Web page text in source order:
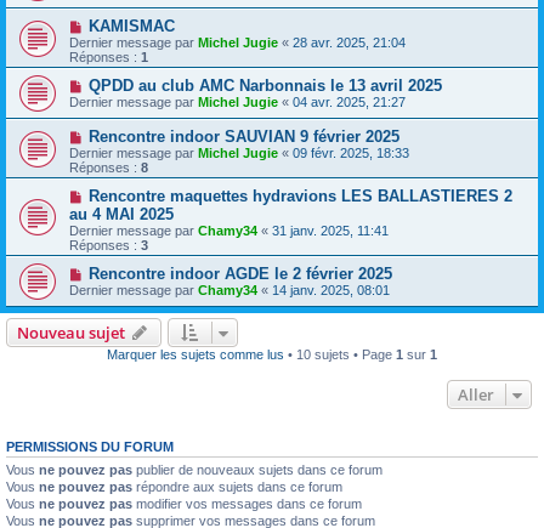
KAMISMAC
Dernier message par Michel Jugie « 28 avr. 2025, 21:04
Réponses : 1
QPDD au club AMC Narbonnais le 13 avril 2025
Dernier message par Michel Jugie « 04 avr. 2025, 21:27
Rencontre indoor SAUVIAN 9 février 2025
Dernier message par Michel Jugie « 09 févr. 2025, 18:33
Réponses : 8
Rencontre maquettes hydravions LES BALLASTIERES 2
au 4 MAI 2025
Dernier message par Chamy34 « 31 janv. 2025, 11:41
Réponses : 3
Rencontre indoor AGDE le 2 février 2025
Dernier message par Chamy34 « 14 janv. 2025, 08:01
Nouveau sujet
Marquer les sujets comme lus • 10 sujets • Page 1 sur 1
Aller
PERMISSIONS DU FORUM
Vous ne pouvez pas publier de nouveaux sujets dans ce forum
Vous ne pouvez pas répondre aux sujets dans ce forum
Vous ne pouvez pas modifier vos messages dans ce forum
Vous ne pouvez pas supprimer vos messages dans ce forum